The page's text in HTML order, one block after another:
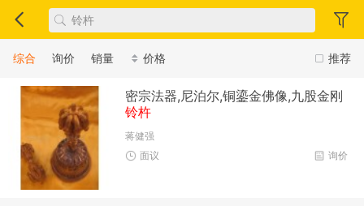
推荐
综合 询价 销量 价格
密宗法器,尼泊尔,铜鎏金佛像,九股金刚
铃杵
蒋健强
询价
面议